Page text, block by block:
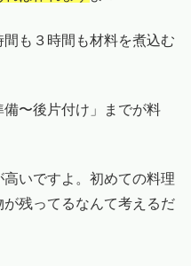
も３時間も材料を煮込む
〜後片付け」までが料
いですよ。初めての料理
残ってるなんて考えるだ